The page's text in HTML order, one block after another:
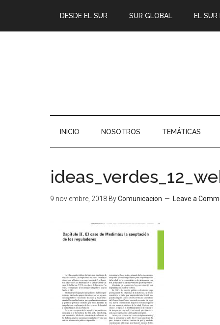
DESDE EL SUR SUR GLOBAL EL SUR
INICIO NOSOTROS TEMÁTICAS
9 noviembre, 2018 ByComunicacion Leave a